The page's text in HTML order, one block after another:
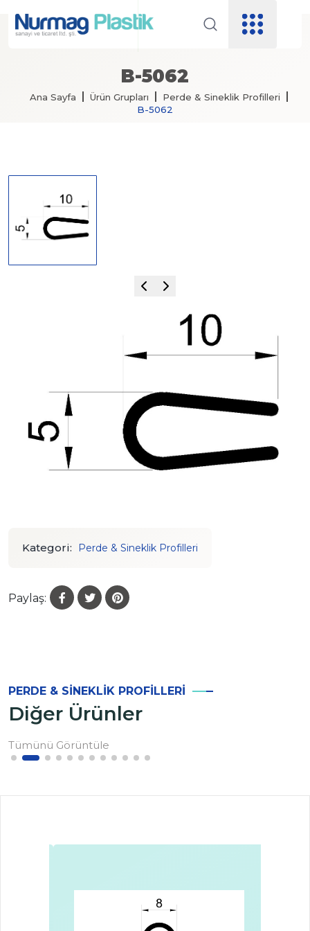
B-5062
Ana Sayfa Ürün Grupları
Perde & Sineklik Profilleri
B-5062
Kategori: Perde & Sineklik Profilleri
Paylaş:
PERDE & SINEKLIK PROFILLERI
Diğer Ürünler
Tümünü Görüntüle